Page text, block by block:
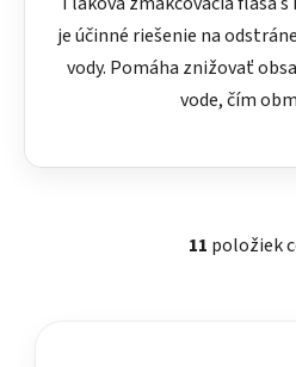
je účinné riešenie na
vody. Pomáha znižovať
vode, čím
O
11 položiek